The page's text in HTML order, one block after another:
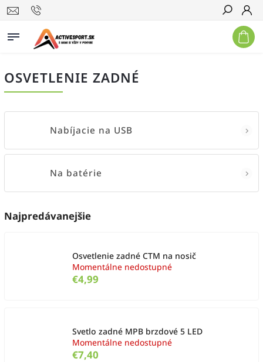
Hľadať
OSVETLENIE ZADNÉ
Nabíjacie na USB
Na batérie
Najpredávanejšie
Osvetlenie zadné CTM na nosič
Momentálne nedostupné
€4,99
Svetlo zadné MPB brzdové 5 LED
Momentálne nedostupné
€7,40